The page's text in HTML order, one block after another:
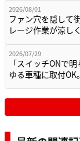
2026/08/01
ファン穴を隠して
レージ作業が涼し
2026/07/29
「スイッチONで
ゆる車種に取付